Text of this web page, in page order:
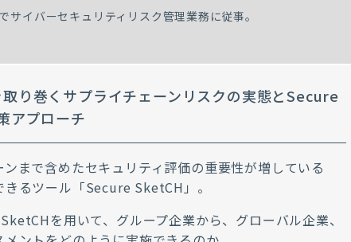
サイバーセキュリティリスク管理業務に従事。
り巻くサプライチェーンリスクの実態とSecure
アプローチ
まで含めたセキュリティ評価の重要性が増している
るツール「Secure SketCH」。
を用いて、グループ企業から、グローバル企業、